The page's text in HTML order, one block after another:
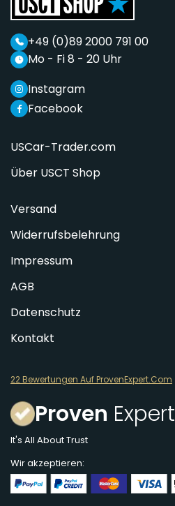
+49 (0)89 2000 791 00
Mo - Fi 8 - 20 Uhr
Facebook
Instagram
USCar-Trader.com
Über USCT Shop
Versand
Widerrufsbelehrung
Impressum
AGB
Datenschutz
Kontakt
22 Bewertungen Auf ProvenExpert.Com
Proven Expert
It's All About Trust
Wir akzeptieren: